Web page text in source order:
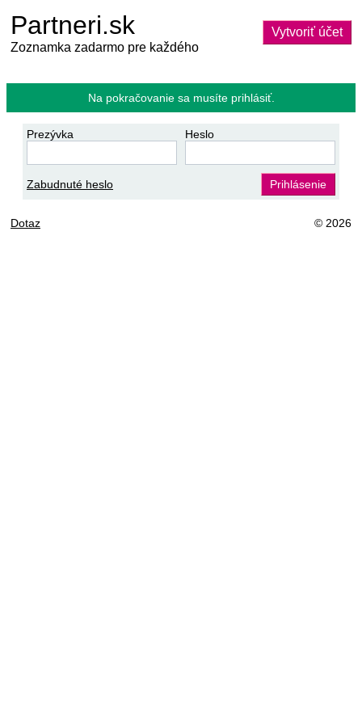
Partneri.sk
Zoznamka zadarmo pre každého
Vytvoriť účet
Na pokračovanie sa musíte prihlásiť.
Prezývka Heslo
Zabudnuté heslo Prihlásenie
Dotaz © 2026